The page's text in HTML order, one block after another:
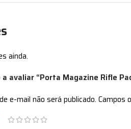
ainda.
avaliar “Porta Magazine Rifle
e-mail não será publicado. Campos